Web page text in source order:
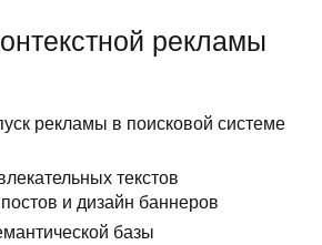
рекламы
рекламы в поисковой системе
текстов
и дизайн баннеров
базы